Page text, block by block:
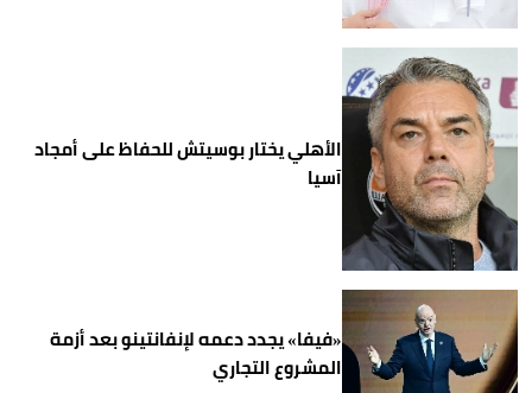
الأهلي يختار بوسيتش للحفاظ على أمجاد
آسيا
«فيفا» يجدد دعمه لإنفانتينو بعد أزمة
المشروع التجاري